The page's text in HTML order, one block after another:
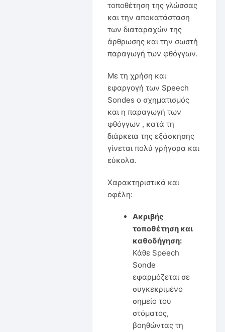
τοποθέτηση της γλώσσας
και την αποκατάσταση
των διαταραχών της
άρθρωσης και την σωστή
παραγωγή των φθόγγων.
Με τη χρήση και
εφαργογή των Speech
Sondes ο σχηματισμός
και η παραγωγή των
φθόγγων , κατά τη
διάρκεια της εξάσκησης
γίνεται πολύ γρήγορα και
εύκολα.
Χαρακτηριστικά και
οφέλη:
Ακριβής
τοποθέτηση και
καθοδήγηση:
Κάθε Speech
Sonde
εφαρμόζεται σε
συγκεκριμένο
σημείο του
στόματος,
βοηθώντας τη